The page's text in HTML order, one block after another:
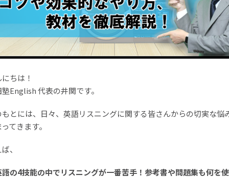
ちは！
English 代表の井関です。
もとには、日々、英語リスニングに関する皆さんからの切実な悩
てきます。
、
語の4技能の中でリスニングが一番苦手！参考書や問題集も何を